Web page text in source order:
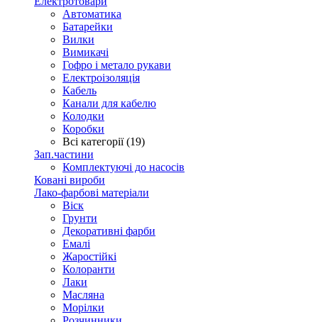
Автоматика
Батарейки
Вилки
Вимикачі
Гофро і метало рукави
Електроізоляція
Кабель
Канали для кабелю
Колодки
Коробки
Всі категорії (19)
Зап.частини
Комплектуючі до насосів
Ковані вироби
Лако-фарбові матеріали
Віск
Грунти
Декоративні фарби
Емалі
Жаростійкі
Колоранти
Лаки
Масляна
Морілки